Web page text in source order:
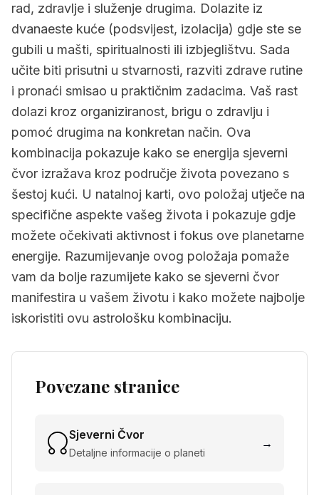
rad, zdravlje i služenje drugima. Dolazite iz
dvanaeste kuće (podsvijest, izolacija) gdje ste se
gubili u mašti, spiritualnosti ili izbjeglištvu. Sada
učite biti prisutni u stvarnosti, razviti zdrave rutine
i pronaći smisao u praktičnim zadacima. Vaš rast
dolazi kroz organiziranost, brigu o zdravlju i
pomoć drugima na konkretan način. Ova
kombinacija pokazuje kako se energija sjeverni
čvor izražava kroz područje života povezano s
šestoj kući. U natalnoj karti, ovo položaj utječe na
specifične aspekte vašeg života i pokazuje gdje
možete očekivati aktivnost i fokus ove planetarne
energije. Razumijevanje ovog položaja pomaže
vam da bolje razumijete kako se sjeverni čvor
manifestira u vašem životu i kako možete najbolje
iskoristiti ovu astrološku kombinaciju.
Povezane stranice
Sjeverni Čvor
Detaljne informacije o planeti
→